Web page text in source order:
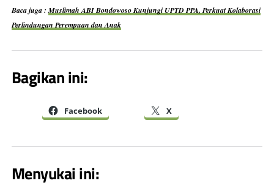
Baca juga :Muslimah ABI Bondowoso Kunjungi UPTD PPA, Perkuat Kolaborasi
Perlindungan Perempuan dan Anak
Bagikan ini:
Facebook X
Menyukai ini: